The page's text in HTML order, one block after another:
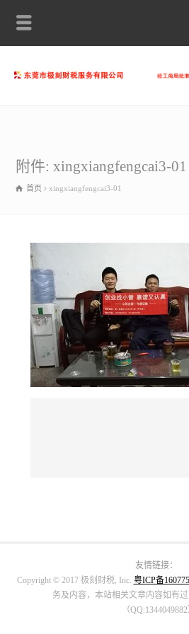
附件: xingxiangfengcai3-01
首页 xingxiangfengcai3-01
友情链接：
Copyright © 2017 极刻财税, Inc. 粤ICP备
务及内容，本站相关文章内容如有
（QQ:1344049882